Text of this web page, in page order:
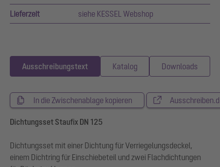
Lieferzeit siehe KESSEL Webshop
Ausschreibungstext Katalog Downloads
In die Zwischenablage kopieren
Dichtungsset Staufix DN 125
Dichtungsset mit einer Dichtung für Verriegelungsdeckel,
einem Dichtring für Einschiebeteil und zwei Flachdichtungen